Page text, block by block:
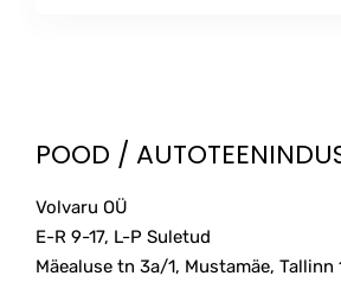
POOD /
Volvaru OÜ
E-R 9-17, L-P Suletud
Mäealuse tn 3a/1, Mustamäe, Tallinn